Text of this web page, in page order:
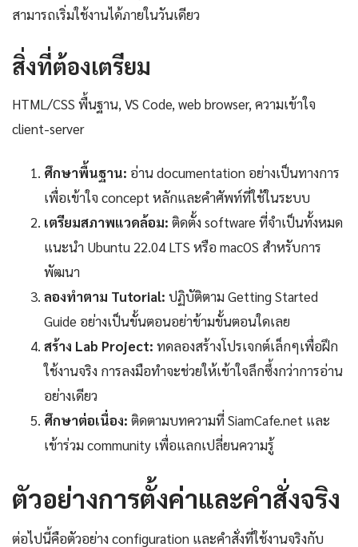
สามารถเริ่มใช้งานได้ภายในวันเดียว
สิ่งที่ต้องเตรียม
HTML/CSS พื้นฐาน, VS Code, web browser, ความเข้าใจ
client-server
ศึกษาพื้นฐาน: อ่าน documentation อย่างเป็นทางการ
เพื่อเข้าใจ concept หลักและคำศัพท์ที่ใช้ในระบบ
เตรียมสภาพแวดล้อม: ติดตั้ง software ที่จำเป็นทั้งหมด
แนะนำ Ubuntu 22.04 LTS หรือ macOS สำหรับการ
พัฒนา
ลองทำตาม Tutorial: ปฏิบัติตาม Getting Started
Guide อย่างเป็นขั้นตอนอย่าข้ามขั้นตอนใดเลย
สร้าง Lab Project: ทดลองสร้างโปรเจกต์เล็กๆเพื่อฝึก
ใช้งานจริง การลงมือทำจะช่วยให้เข้าใจลึกซึ้งกว่าการอ่าน
อย่างเดียว
ศึกษาต่อเนื่อง: ติดตามบทความที่ SiamCafe.net และ
เข้าร่วม community เพื่อแลกเปลี่ยนความรู้
ตัวอย่างการตั้งค่าและคำสั่งจริง
ต่อไปนี้คือตัวอย่าง configuration และคำสั่งที่ใช้งานจริงกับ